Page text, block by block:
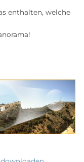
enthalten, welche